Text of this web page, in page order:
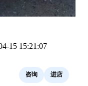
15 15:21:07
咨询 进店